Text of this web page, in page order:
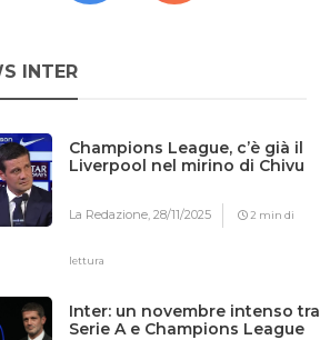
INTER
Champions League, c’è già il
Liverpool nel mirino di Chivu
La Redazione,28/11/2025 2 min di
lettura
Inter: un novembre intenso tra
Serie A e Champions League